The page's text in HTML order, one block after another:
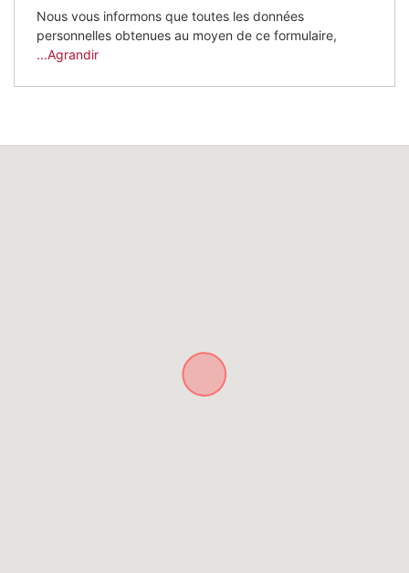
Nous vous informons que toutes les données
personnelles obtenues au moyen de ce formulaire,
...Agrandir